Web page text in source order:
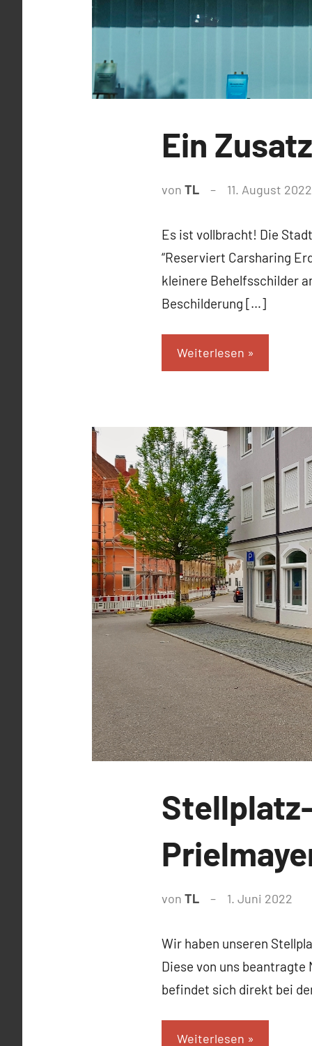
News
Ein
von TL 11. August 2022
Es ist vollbracht! Die
“Reserviert Carsharing
kleinere Behelfsschilder
Beschilderung […]
Weiterlesen
News
von TL 1. Juni 2022
Wir haben unseren
Diese von uns
befindet sich direkt bei
Weiterlesen